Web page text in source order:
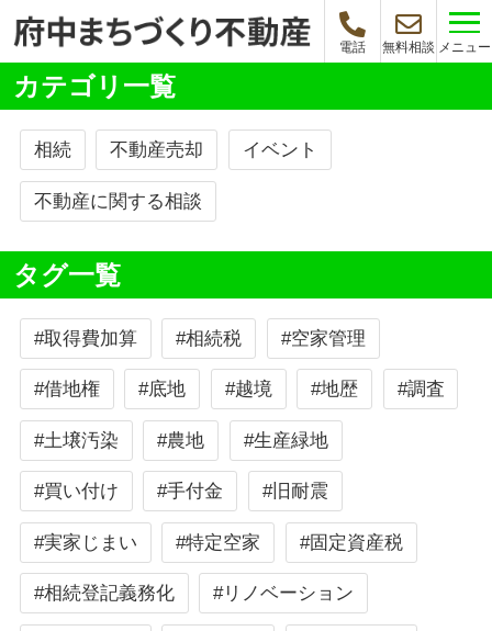
電話 無料相談 メニュー
カテゴリ一覧
相続 不動産売却 イベント
不動産に関する相談
タグ一覧
#取得費加算 #相続税 #空家管理
#借地権 #底地 #越境 #地歴 #調査
#土壌汚染 #農地 #生産緑地
#買い付け #手付金 #旧耐震
#実家じまい #特定空家 #固定資産税
#相続登記義務化 #リノベーション